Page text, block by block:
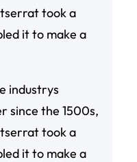
took a
it to make a
industrys
since the 1500s,
took a
it to make a